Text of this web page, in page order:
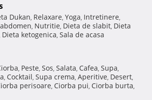
Dukan, Relaxare, Yoga, Intretinere,
, Nutritie, Dieta de slabit, Dieta
Dieta ketogenica, Sala de acasa
, Peste, Sos, Salata, Cafea, Supa,
, Cocktail, Supa crema, Aperitive, Desert,
perisoare, Ciorba pui, Ciorba burta,